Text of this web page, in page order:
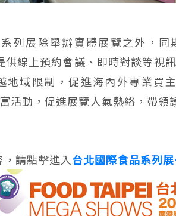
列展除舉辦實體展覽之外，
供線上預約會議、即時對談等視
地域限制，促進海內外專業買
活動，促進展覽人氣熱絡，帶領
請點擊進入 台北國際食品系列